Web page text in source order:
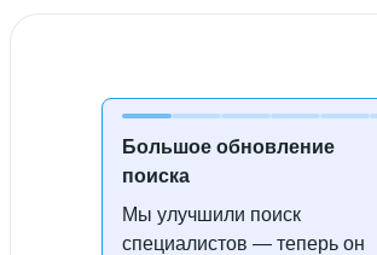
Большое обновление
поиска
Мы улучшили поиск
специалистов — теперь он
Специалисты не